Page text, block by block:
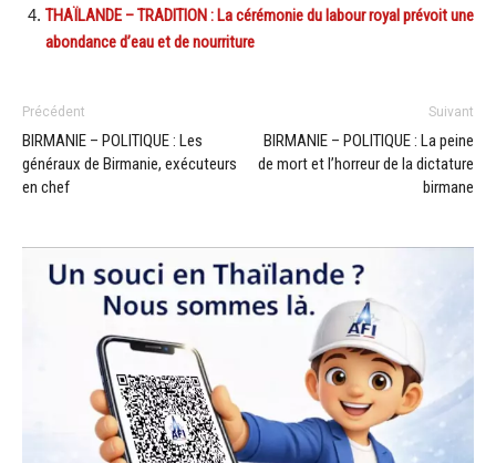
THAÏLANDE – TRADITION : La cérémonie du labour royal prévoit une
abondance d’eau et de nourriture
Précédent
BIRMANIE – POLITIQUE : Les
généraux de Birmanie, exécuteurs
en chef
Suivant
BIRMANIE – POLITIQUE : La peine
de mort et l’horreur de la dictature
birmane